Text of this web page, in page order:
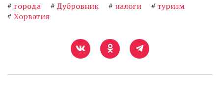
# города # Дубровник # налоги # туризм
# Хорватия